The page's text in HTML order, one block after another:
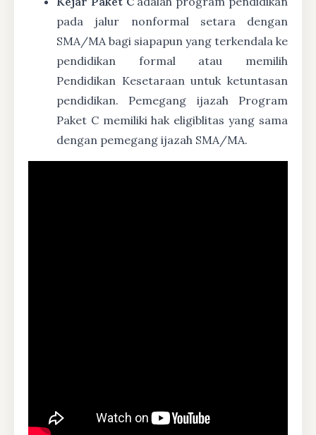
pada jalur nonformal setara dengan
SMA/MA bagi siapapun yang terkendala ke
pendidikan formal atau memilih
Pendidikan Kesetaraan untuk ketuntasan
pendidikan. Pemegang ijazah Program
Paket C memiliki hak eligiblitas yang sama
dengan pemegang ijazah SMA/MA.